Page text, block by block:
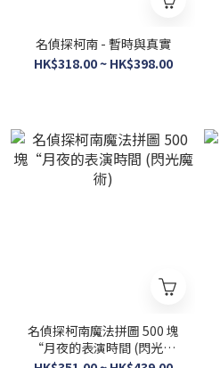
名偵探柯南 - 暫時與真實
HK$318.00 ~ HK$398.00
名偵探柯南魔法拼圖 500 塊
“月夜的表演時間 (閃光魔
術)